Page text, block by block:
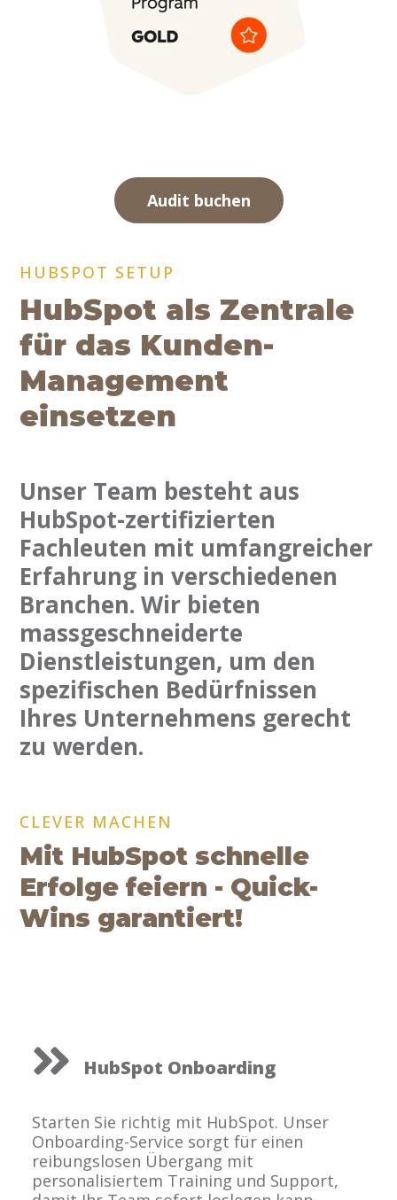
Audit buchen
HUBSPOT SETUP
HubSpot als Zentrale
für das Kunden-
Management
einsetzen
Unser Team besteht aus
HubSpot-zertifizierten
Fachleuten mit umfangreicher
Erfahrung in verschiedenen
Branchen. Wir bieten
massgeschneiderte
Dienstleistungen, um den
spezifischen Bedürfnissen
Ihres Unternehmens gerecht
zu werden.
CLEVER MACHEN
Mit HubSpot schnelle
Erfolge feiern - Quick-
Wins garantiert!
HubSpot Onboarding
Starten Sie richtig mit HubSpot. Unser
Onboarding-Service sorgt für einen
reibungslosen Übergang mit
personalisiertem Training und Support,